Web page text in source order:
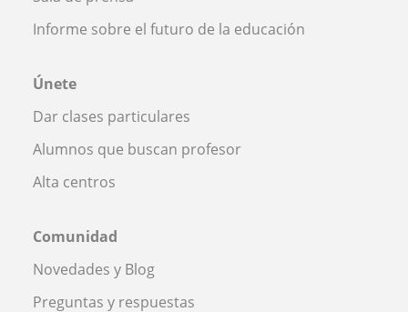
Informe sobre el futuro de la educación
Únete
Dar clases particulares
Alumnos que buscan profesor
Alta centros
Comunidad
Novedades y Blog
Preguntas y respuestas